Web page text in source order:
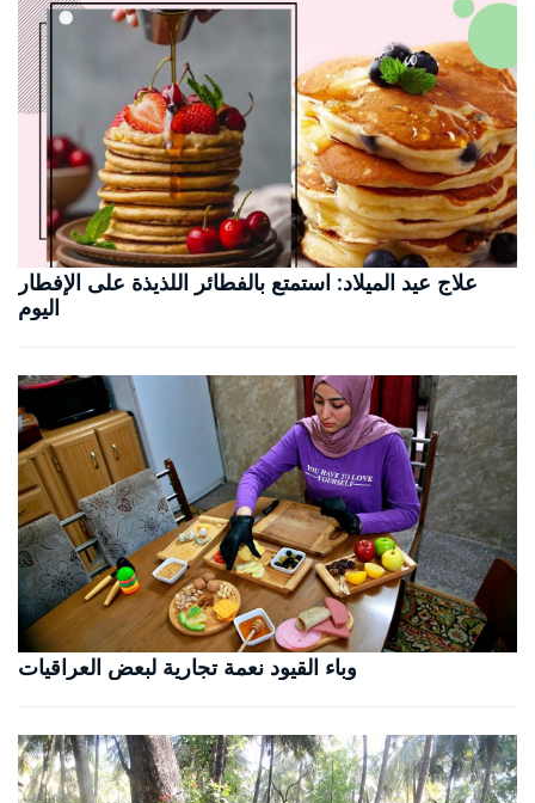
علاج عيد الميلاد: استمتع بالفطائر اللذيذة على الإفطار
اليوم
وباء القيود نعمة تجارية لبعض العراقيات